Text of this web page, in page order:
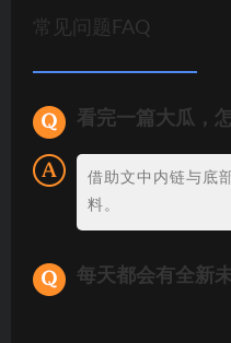
常见问题FAQ
看完一篇大瓜，
借助文中内链与底
料。
每天都会有全新